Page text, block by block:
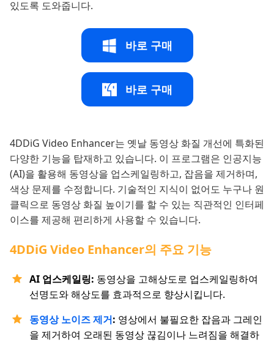
있도록 도와줍니다.
바로 구매
바로 구매
4DDiG Video Enhancer는 옛날 동영상 화질 개선에 특화된
다양한 기능을 탑재하고 있습니다. 이 프로그램은 인공지능
(AI)을 활용해 동영상을 업스케일링하고, 잡음을 제거하며,
색상 문제를 수정합니다. 기술적인 지식이 없어도 누구나 원
클릭으로 동영상 화질 높이기를 할 수 있는 직관적인 인터페
이스를 제공해 편리하게 사용할 수 있습니다.
4DDiG Video Enhancer의 주요 기능
AI 업스케일링: 동영상을 고해상도로 업스케일링하여
선명도와 해상도를 효과적으로 향상시킵니다.
동영상 노이즈 제거: 영상에서 불필요한 잡음과 그레인
을 제거하여 오래된 동영상 끊김이나 느려짐을 해결하